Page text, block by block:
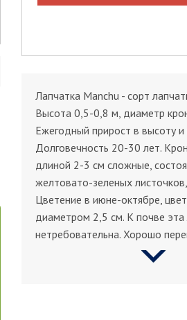
Лапчатка Manchu - сорт
Высота 0,5-0,8 м, диаметр
Ежегодный прирост в высоту
Долговечность 20-30 лет.
длиной 2-3 см сложные,
желтовато-зеленых
Цветение в июне-октябре,
диаметром 2,5 см. К почве эта
нетребовательна. Хорошо